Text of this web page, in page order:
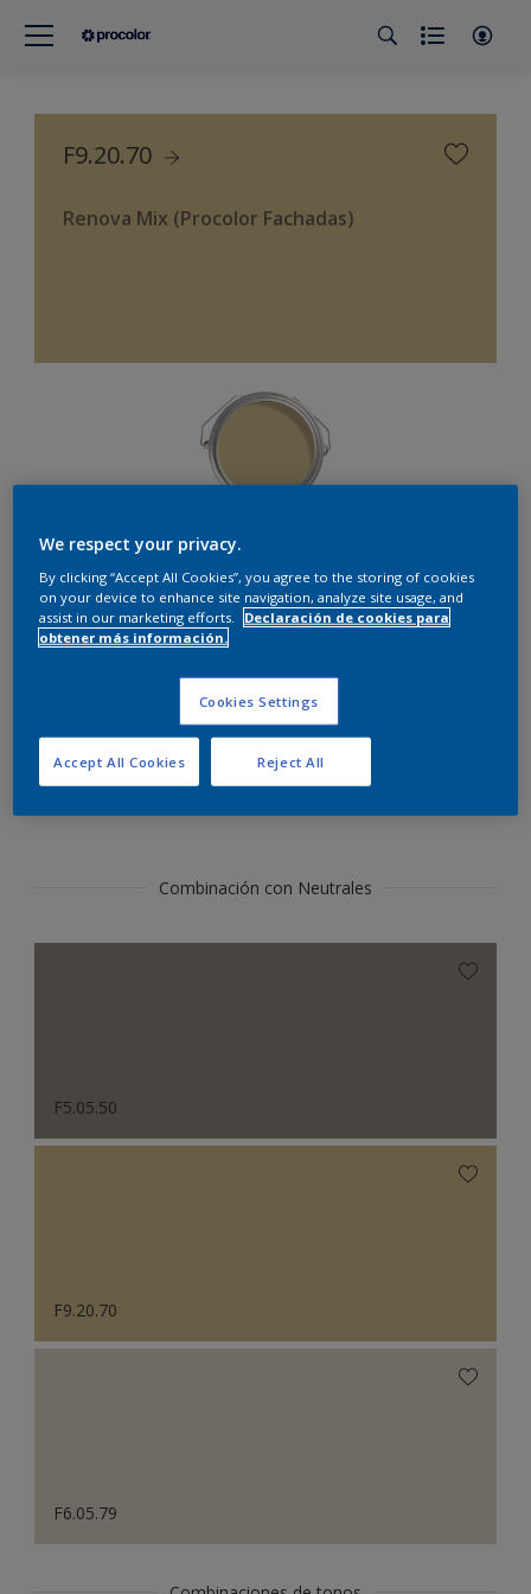
F9.20.70
Renova Mix (Procolor Fachadas)
Encontrar productos de este color
Ir
Sección de colores
coordinados
Combinación con Neutrales
F5.05.50
F9.20.70
F6.05.79
We respect your privacy.
By clicking “Accept All Cookies”, you agree to the storing of cookies
on your device to enhance site navigation, analyze site usage, and
assist in our marketing efforts.
Declaración de cookies para
obtener más información.
Cookies Settings
Reject All
Accept All Cookies